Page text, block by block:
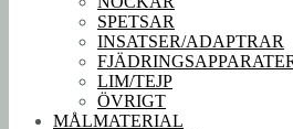
SPETSAR
INSATSER/ADAPTRAR
LIM/TEJP
ÖVRIGT
MÅLMATERIAL